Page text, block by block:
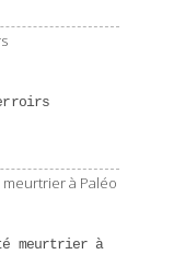
meurtrier à